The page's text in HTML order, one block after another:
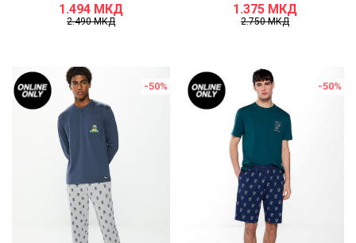
1.494 МКД
2.490МКД
1.375 МКД
2.750МКД
-50% -50%